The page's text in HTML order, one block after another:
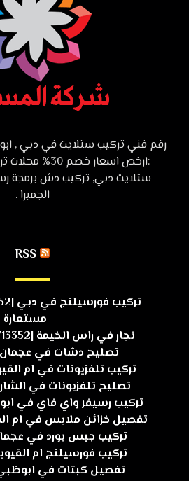
رقم فني تركيب ستلايت في دبي ,
:ارخص اسعار خصم
ستلايت دبي, تركيب دش برمجة
الجميرا .
RSS
مستعارة
نجار في راس الخيمة |0566713352| نجار ممتاز
تصليح دشات في عجمان
تركيب تلفزيونات في ام القيوين
تصليح تلفزيونات في الشارقة
تركيب رسيفر واي فاي في ابوظبي
تفصيل خزائن ملابس في ام القيوين
تركيب جبس بورد في عجمان
تركيب فورسيلنج ام القيوين
تفصيل كبتات في ابوظبي